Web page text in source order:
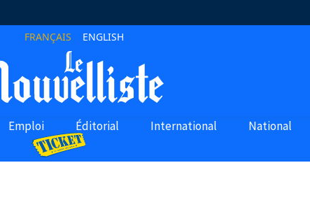
FRANÇAIS ENGLISH
Emploi Éditorial International National